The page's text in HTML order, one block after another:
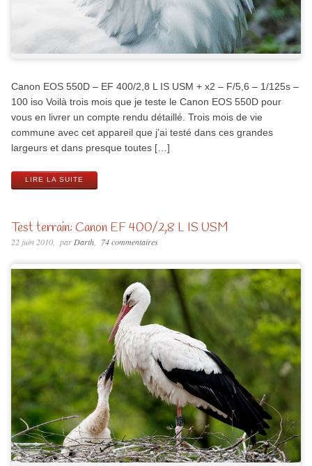
Canon EOS 550D – EF 400/2,8 L IS USM + x2 – F/5,6 – 1/125s –
100 iso Voilà trois mois que je teste le Canon EOS 550D pour
vous en livrer un compte rendu détaillé. Trois mois de vie
commune avec cet appareil que j’ai testé dans ces grandes
largeurs et dans presque toutes […]
LIRE LA SUITE
Test terrain: Canon EF 400/2,8 L IS USM
22 juin 2010 parDarth 74 commentaires